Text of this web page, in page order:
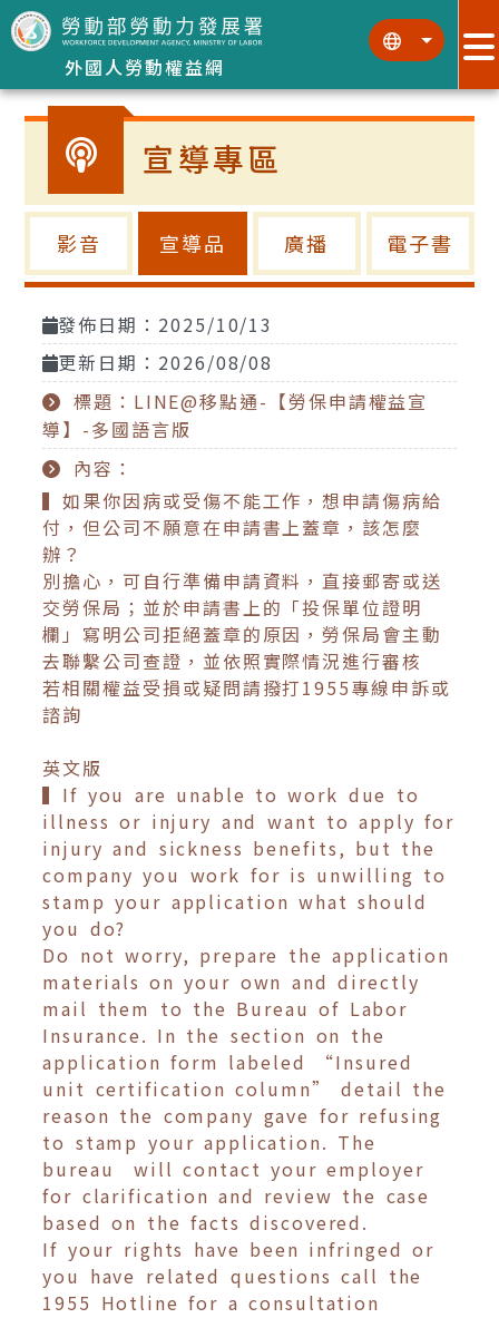
跳到主要內容區塊
外國人勞動權益網
::: :::
宣導專區
影音 宣導品 廣播 電子書
發佈日期：2025/10/13
更新日期：2026/08/08
標題：LINE@移點通-【勞保申請權益宣
導】-多國語言版
內容：
▍如果你因病或受傷不能工作，想申請傷病給
付，但公司不願意在申請書上蓋章，該怎麼
辦？
別擔心，可自行準備申請資料，直接郵寄或送
交勞保局；並於申請書上的「投保單位證明
欄」寫明公司拒絕蓋章的原因，勞保局會主動
去聯繫公司查證，並依照實際情況進行審核
若相關權益受損或疑問請撥打1955專線申訴或
諮詢
英文版
▍If you are unable to work due to
illness or injury and want to apply for
injury and sickness benefits, but the
company you work for is unwilling to
stamp your application what should
you do?
Do not worry, prepare the application
materials on your own and directly
mail them to the Bureau of Labor
Insurance. In the section on the
application form labeled “Insured
unit certification column” detail the
reason the company gave for refusing
to stamp your application. The
bureau will contact your employer
for clarification and review the case
based on the facts discovered.
If your rights have been infringed or
you have related questions call the
1955 Hotline for a consultation